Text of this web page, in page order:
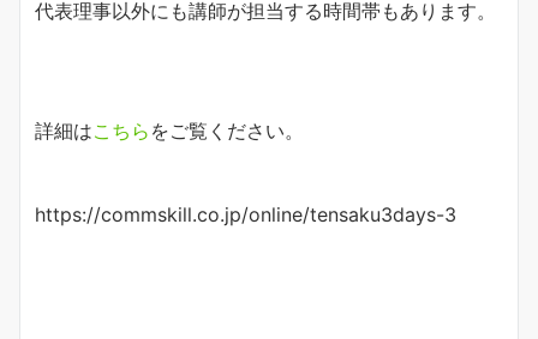
代表理事以外にも講師が担当する時間帯もあります。
詳細はこちら をご覧ください。
https://commskill.co.jp/online/tensaku3days-3